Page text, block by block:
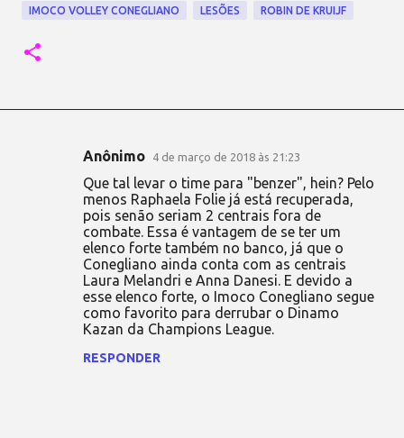
IMOCO VOLLEY CONEGLIANO LESÕES ROBIN DE KRUIJF
Anônimo 4 de março de 2018 às 21:23
Que tal levar o time para "benzer", hein? Pelo
menos Raphaela Folie já está recuperada,
pois senão seriam 2 centrais fora de
combate. Essa é vantagem de se ter um
elenco forte também no banco, já que o
Conegliano ainda conta com as centrais
Laura Melandri e Anna Danesi. E devido a
esse elenco forte, o Imoco Conegliano segue
como favorito para derrubar o Dinamo
Kazan da Champions League.
RESPONDER